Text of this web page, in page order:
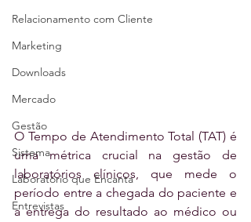
Relacionamento com Cliente
Marketing
Downloads
Mercado
Gestão
Sistema
Laboratório que Encanta
Entrevistas
O Tempo de Atendimento Total (TAT) é
uma métrica crucial na gestão de
laboratórios clínicos, que mede o
período entre a chegada do paciente e
a entrega do resultado ao médico ou